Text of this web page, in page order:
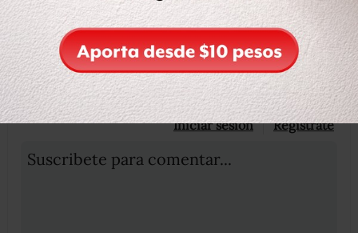
OCULTAR COMENTARIOS
Iniciar sesión Registrate
Suscribete para comentar...